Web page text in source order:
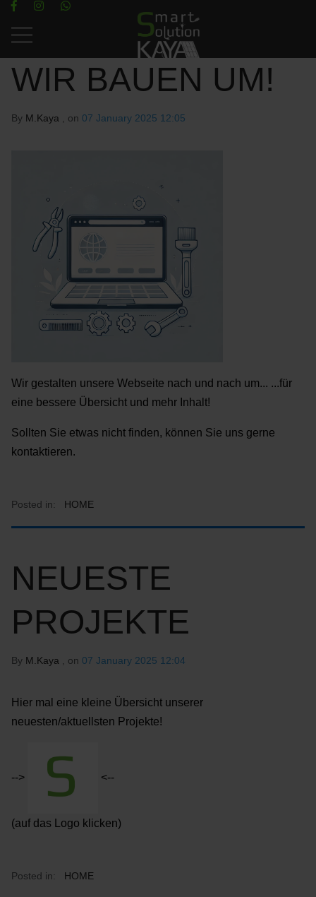
Mobile Menu Toggle
WIR BAUEN UM!
By M.Kaya , on 07 January 2025 12:05
Wir gestalten unsere Webseite nach und nach um... ...für
eine bessere Übersicht und mehr Inhalt!
Sollten Sie etwas nicht finden, können Sie uns gerne
kontaktieren.
Posted in: HOME
NEUESTE
PROJEKTE
By M.Kaya , on 07 January 2025 12:04
Hier mal eine kleine Übersicht unserer
neuesten/aktuellsten Projekte!
--> <--
(auf das Logo klicken)
Posted in: HOME